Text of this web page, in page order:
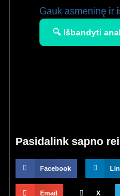
Gauk asmeninę ir
🔍 Išbandyti
Pasidalink sapno
Facebook
Email X